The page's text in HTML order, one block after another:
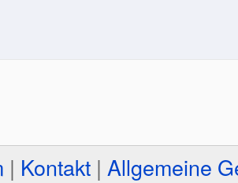
| Kontakt | Allgemeine